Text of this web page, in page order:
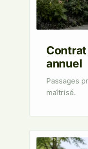
annuel
Passages
maîtrisé.